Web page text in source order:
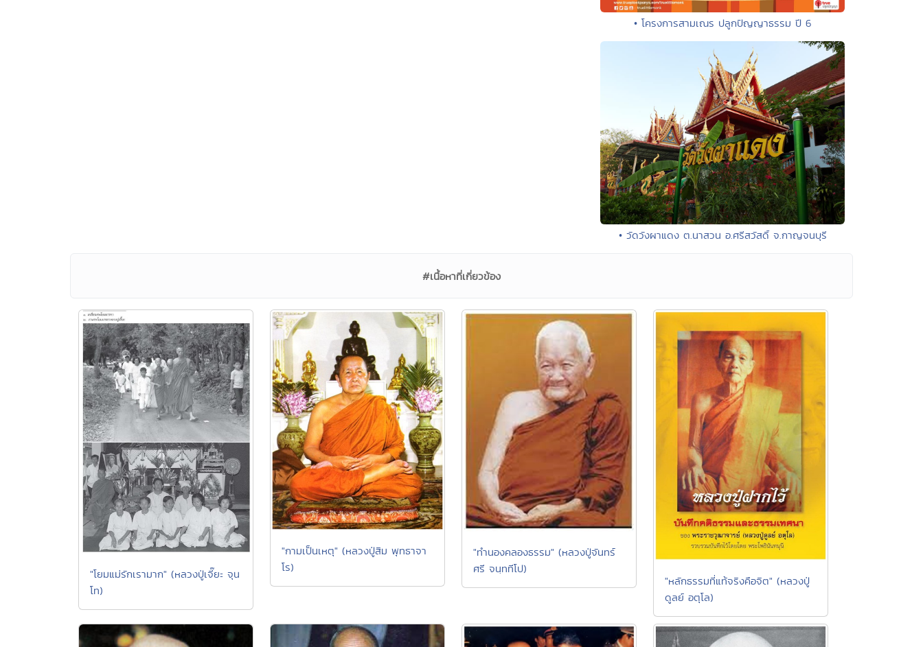
• โครงการสามเณร ปลูกปัญญาธรรม ปี 6
• วัดวังผาแดง ต.นาสวน อ.ศรีสวัสดิ์ จ.กาญจนบุรี
#เนื้อหาที่เกี่ยวข้อง
"โยมแม่รักเรามาก" (หลวงปู่เจี๊ยะ จุน
โท)
"กามเป็นเหตุ" (หลวงปู่สิม พุทธาจา
โร)
"ทำนองคลองธรรม" (หลวงปู่จันทร์
ศรี จนฺททีโป)
"หลักธรรมที่แท้จริงคือจิต" (หลวงปู่
ดูลย์ อตุโล)